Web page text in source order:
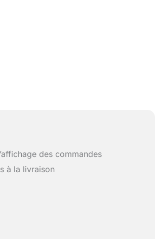
des commandes
à la livraison